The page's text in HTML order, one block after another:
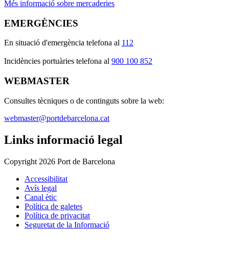
Més informació sobre mercaderies
EMERGÈNCIES
En situació d'emergència telefona al 112
Incidències portuàries telefona al 900 100 852
WEBMASTER
Consultes tècniques o de continguts sobre la web:
webmaster@portdebarcelona.cat
Links informació legal
Copyright 2026 Port de Barcelona
Accessibilitat
Avís legal
Canal ètic
Política de galetes
Política de privacitat
Seguretat de la Informació